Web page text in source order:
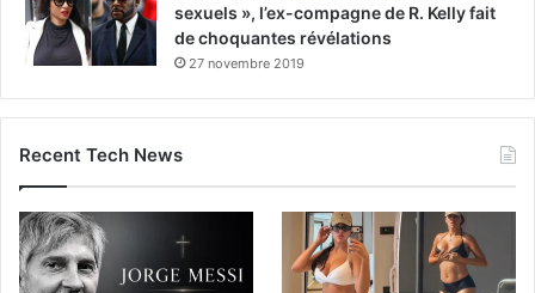
sexuels », l’ex-compagne de R. Kelly fait
de choquantes révélations
27 novembre 2019
Recent Tech News